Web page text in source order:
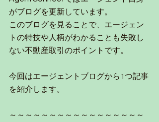
がブログを更新しています。
このブログを見ることで、エージェン
トの特技や人柄がわかることも失敗し
ない不動産取引のポイントです。
今回はエージェントブログから1つ記事
を紹介します。
～～～～～～～～～～～～～～～～～